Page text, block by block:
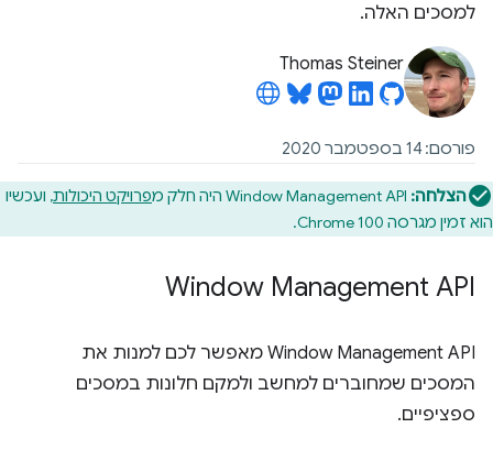
למסכים האלה.
Thomas Steiner
פורסם: 14 בספטמבר 2020
הצלחה: פרויקט היכולות, ועכשיו
הוא זמין מגרסה Chrome 100.
Window Management API
‫Window Management API מאפשר לכם למנות את
המסכים שמחוברים למחשב ולמקם חלונות במסכים
ספציפיים.